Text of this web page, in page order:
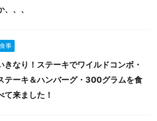
、、、
食事
きなり！ステーキでワイルドコンボ・
テーキ＆ハンバーグ・300グラムを食
て来ました！